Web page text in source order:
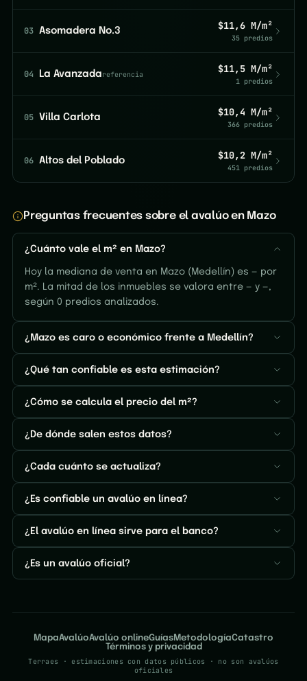
03 Asomadera No.3 $11,6 M/m²
35 predios
04 La Avanzadareferencia $11,5 M/m²
1 predios
05 Villa Carlota $10,4 M/m²
366 predios
06 Altos del Poblado $10,2 M/m²
451 predios
Preguntas frecuentes sobre el avalúo en Mazo
¿Cuánto vale el m² en Mazo?
Hoy la mediana de venta en Mazo (Medellín) es — por
m². La mitad de los inmuebles se valora entre — y —,
según 0 predios analizados.
¿Mazo es caro o económico frente a Medellín?
¿Qué tan confiable es esta estimación?
¿Cómo se calcula el precio del m²?
¿De dónde salen estos datos?
¿Cada cuánto se actualiza?
¿Es confiable un avalúo en línea?
¿El avalúo en línea sirve para el banco?
¿Es un avalúo oficial?
MapaAvalúoAvalúo onlineGuíasMetodologíaCatastro
Términos y privacidad
Terraes · estimaciones con datos públicos · no son avalúos
oficiales